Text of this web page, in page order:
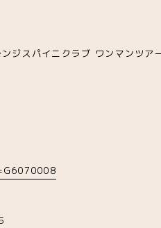
ジスパイニクラブ ワンマンツア